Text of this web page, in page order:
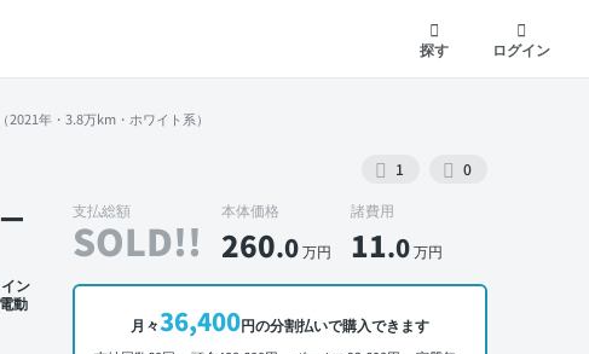
探す
ログイン
2021年・3.8万km・ホワイト系）
1 0
ン
動
支払総額
SOLD!!
本体価格
260.0万円
諸費用
11.0万円
月々36,400円の分割払いで購入できます